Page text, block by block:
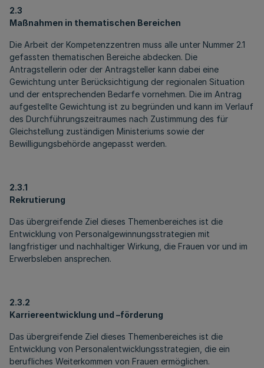
2.3
Maßnahmen in thematischen Bereichen
Die Arbeit der Kompetenzzentren muss alle unter Nummer 2.1
gefassten thematischen Bereiche abdecken. Die
Antragstellerin oder der Antragsteller kann dabei eine
Gewichtung unter Berücksichtigung der regionalen Situation
und der entsprechenden Bedarfe vornehmen. Die im Antrag
aufgestellte Gewichtung ist zu begründen und kann im Verlauf
des Durchführungszeitraumes nach Zustimmung des für
Gleichstellung zuständigen Ministeriums sowie der
Bewilligungsbehörde angepasst werden.
2.3.1
Rekrutierung
Das übergreifende Ziel dieses Themenbereiches ist die
Entwicklung von Personalgewinnungsstrategien mit
langfristiger und nachhaltiger Wirkung, die Frauen vor und im
Erwerbsleben ansprechen.
2.3.2
Karriereentwicklung und –förderung
Das übergreifende Ziel dieses Themenbereiches ist die
Entwicklung von Personalentwicklungsstrategien, die ein
berufliches Weiterkommen von Frauen ermöglichen.